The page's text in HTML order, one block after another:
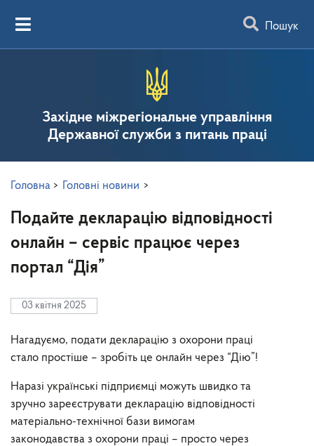
Пошук
Західне міжрегіональне управління
Державної служби з питань праці
Головна > Головні новини >
Подайте декларацію відповідності
онлайн – сервіс працює через
портал “Дія”
03 квітня 2025
Нагадуємо, подати декларацію з охорони праці
стало простіше – зробіть це онлайн через “Дію”!
Наразі українські підприємці можуть швидко та
зручно зареєструвати декларацію відповідності
матеріально-технічної бази вимогам
законодавства з охорони праці – просто через